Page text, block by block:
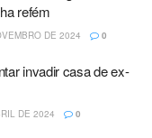
refém
DE 2024 0
invadir casa de ex-
DE 2024 0